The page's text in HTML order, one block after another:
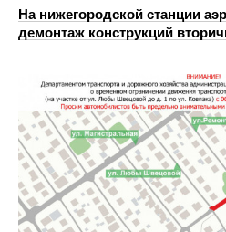
На нижегородской станции
демонтаж конструкций